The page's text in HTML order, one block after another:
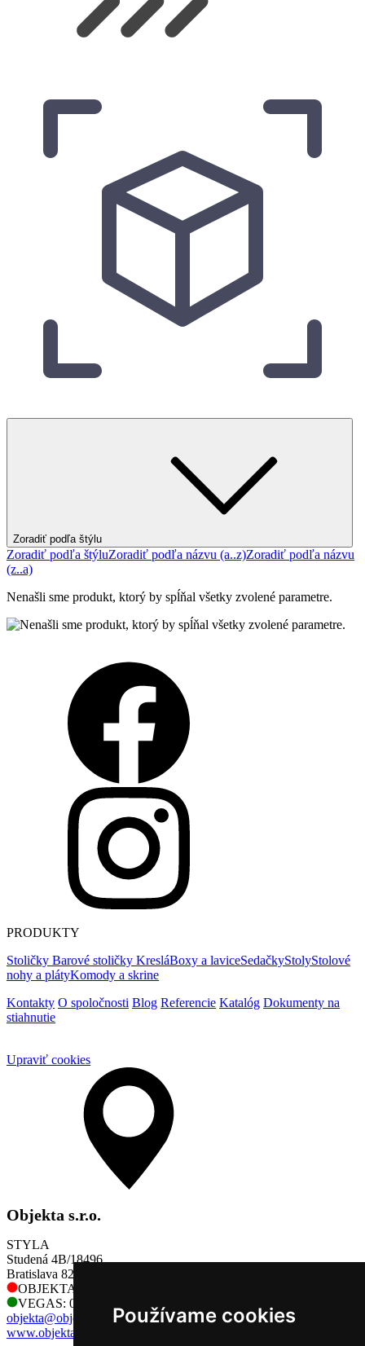
Používame cookies
Zoradiť podľa štýlu
Zoradiť podľa štýluZoradiť podľa názvu (a..z)Zoradiť podľa názvu
(z..a)
Nenašli sme produkt, ktorý by spĺňal všetky zvolené parametre.
PRODUKTY
Stoličky Barové stoličky KresláBoxy a laviceSedačkyStolyStolové
nohy a plátyKomody a skrine
Kontakty O spoločnosti Blog Referencie Katalóg Dokumenty na
stiahnutie
Upraviť cookies
Objekta s.r.o.
STYLA
Studená 4B/18496
Bratislava 821 04
OBJEKTA: 0905 730 128
VEGAS: 0905 730 128
objekta@objekta.sk
www.objekta.sk